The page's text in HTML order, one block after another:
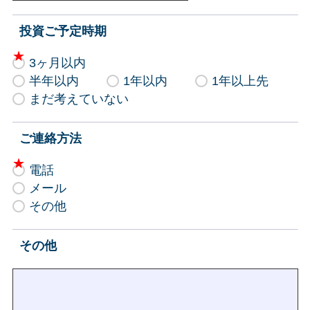
投資ご予定時期
3ヶ月以内
半年以内
1年以内
1年以上先
まだ考えていない
ご連絡方法
電話
メール
その他
その他